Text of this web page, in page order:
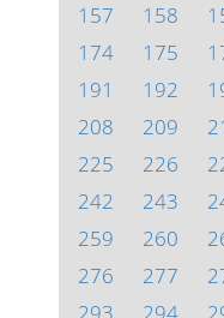
157
158
174
175
191
192
208
209
225
226
242
243
259
260
276
277